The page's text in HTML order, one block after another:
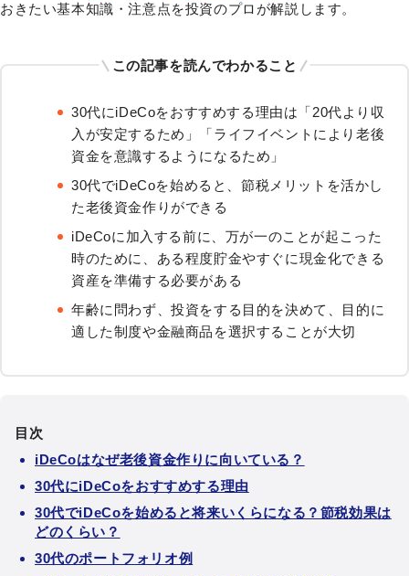
おきたい基本知識・注意点を投資のプロが解説します。
この記事を読んでわかること
30代にiDeCoをおすすめする理由は「20代より収
入が安定するため」「ライフイベントにより老後
資金を意識するようになるため」
30代でiDeCoを始めると、節税メリットを活かし
た老後資金作りができる
iDeCoに加入する前に、万が一のことが起こった
時のために、ある程度貯金やすぐに現金化できる
資産を準備する必要がある
年齢に問わず、投資をする目的を決めて、目的に
適した制度や金融商品を選択することが大切
目次
iDeCoはなぜ老後資金作りに向いている？
30代にiDeCoをおすすめする理由
30代でiDeCoを始めると将来いくらになる？節税効果は
どのくらい？
30代のポートフォリオ例